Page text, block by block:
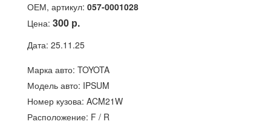
ОЕМ, артикул: 057-0001028
Цена: 300 р.
Дата: 25.11.25
Марка авто: TOYOTA
Модель авто: IPSUM
Номер кузова: ACM21W
Расположение: F / R